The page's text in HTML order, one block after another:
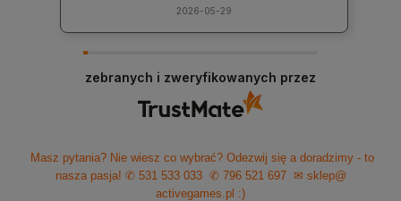
2026-05-29
zebranych i zweryfikowanych przez
Masz pytania? Nie wiesz co wybrać? Odezwij się a doradzimy - to
nasza pasja! ✆ 531 533 033 ✆ 796 521 697
✉ sklep@
activegames.pl :)